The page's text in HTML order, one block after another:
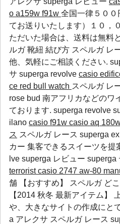
o a159w f91w 全国一律５００
てお送りいたします）１０，
ただいた場合は、送料は無料
ルガ 靴紐 結び方 スペルガ レ
他、気軽にご相談ください.
サ superga revolve casio
ce red bull watch スペルガ レ
rose bud 南アフリカなどのワ
ております. superga revolve
ilano casio f91w casio aq
ス スペルガ レース superga
カー 集客できるスイーツを提
lve superga レビュー superga
terroristcasio 2747 aw-80
舗 【おすすめ】 スペルガ ど
【2014 秋冬 最新アイテム】
や、大きなサイトの作成にと
a アレクサ スペルガ レース